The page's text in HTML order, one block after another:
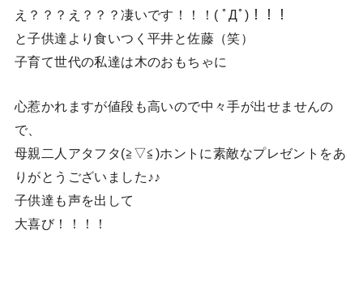
え？？？え？？？凄いです！！！( ﾟДﾟ)！！！
と子供達より食いつく平井と佐藤（笑）
子育て世代の私達は木のおもちゃに
心惹かれますが値段も高いので中々手が出せませんの
で、
母親二人アタフタ(≧▽≦)ホントに素敵なプレゼントをあ
りがとうございました♪♪
子供達も声を出して
大喜び！！！！